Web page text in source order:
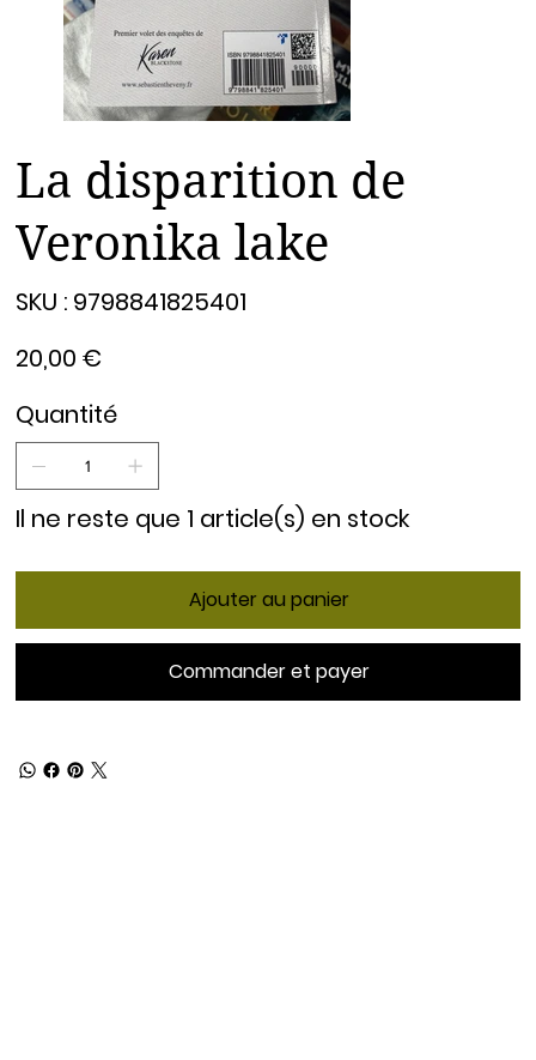
La disparition de
Veronika lake
SKU : 9798841825401
9798841825401
20,00 €
Quantité
Il ne reste que 1 article(s) en stock
Ajouter au panier
Commander et payer